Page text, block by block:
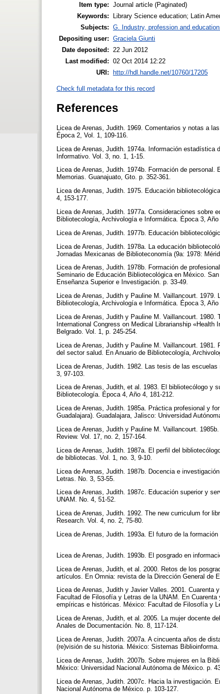
Item type: Journal article (Paginated)
Keywords:
Library Science education; Latin
Subjects: G. Industry, profession and
Depositing user: Graciela Giunti
Date deposited:
22 Jun 2012
Last modified: 02 Oct 2014 12:22
URI:
http://hdl.handle.net/10760/17205
Check full metadata for this record
References
Licea de Arenas, Judith. 1969. Comentarios y notas a
Época 2, Vol. 1, 109-116.
Licea de Arenas, Judith. 1974a. Información
Informativo. Vol. 3, no. 1, 1-15.
Licea de Arenas, Judith. 1974b. Formación de
Memorias. Guanajuato, Gto. p. 352-361.
Licea de Arenas, Judith. 1975. Educación
4, 153-177.
Licea de Arenas, Judith. 1977a. Consideraciones sobre
Bibliotecología, Archivología e Informática. Época 3,
Licea de Arenas, Judith. 1977b. Educación
Licea de Arenas, Judith. 1978a. La educación
Jornadas Mexicanas de Biblioteconomía (9a: 1978:
Licea de Arenas, Judith. 1978b. Formación de
Seminario de Educación Bibliotecológica en México.
Enseñanza Superior e Investigación. p. 33-49.
Licea de Arenas, Judith y Pauline M. Vaillancourt.
Bibliotecología, Archivología e Informática. Época 3,
Licea de Arenas, Judith y Pauline M. Vaillancourt.
International Congress on Medical Librarianship
Belgrado. Vol. 1, p. 245-254.
Licea de Arenas, Judith y Pauline M. Vaillancourt.
del sector salud. En Anuario de Bibliotecología,
Licea de Arenas, Judith. 1982. Las tesis de las
3, 97-103.
Licea de Arenas, Judith, et al. 1983. El bibliotecólogo y
Bibliotecología. Época 4, Año 4, 181-212.
Licea de Arenas, Judith. 1985a. Práctica profesional y
Guadalajara). Guadalajara, Jalisco: Universidad
Licea de Arenas, Judith y Pauline M. Vaillancourt.
Review. Vol. 17, no. 2, 157-164.
Licea de Arenas, Judith. 1987a. El perfil del
de bibliotecas. Vol. 1, no. 3, 9-10.
Licea de Arenas, Judith. 1987b. Docencia e
Letras. No. 3, 53-55.
Licea de Arenas, Judith. 1987c. Educación superior y
UNAM. No. 4, 51-52.
Licea de Arenas, Judith. 1992. The new curriculum for
Research. Vol. 4, no. 2, 75-80.
Licea de Arenas, Judith. 1993a. El futuro de la
Licea de Arenas, Judith. 1993b. El posgrado en
Licea de Arenas, Judith, et al. 2000. Retos de los
artículos. En Omnia: revista de la Dirección General de
Licea de Arenas, Judith y Javier Valles. 2001.
Facultad de Filosofía y Letras de la UNAM. En
empíricas e históricas. México: Facultad de Filosofía y
Licea de Arenas, Judith, et al. 2005. La mujer docente
Anales de Documentación. No. 8, 117-124.
Licea de Arenas, Judith. 2007a. A cincuenta años de
(re)visión de su historia. México: Sistemas
Licea de Arenas, Judith. 2007b. Sobre mujeres en la
México: Universidad Nacional Autónoma de México. p.
Licea de Arenas, Judith. 2007c. Hacia la investigación.
Nacional Autónoma de México. p. 103-127.